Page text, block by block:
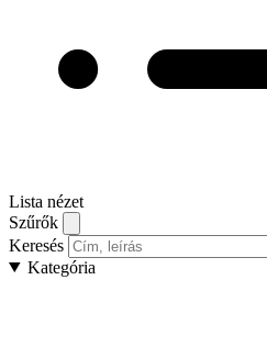
Lista nézet
Szűrők
Keresés
Kategória